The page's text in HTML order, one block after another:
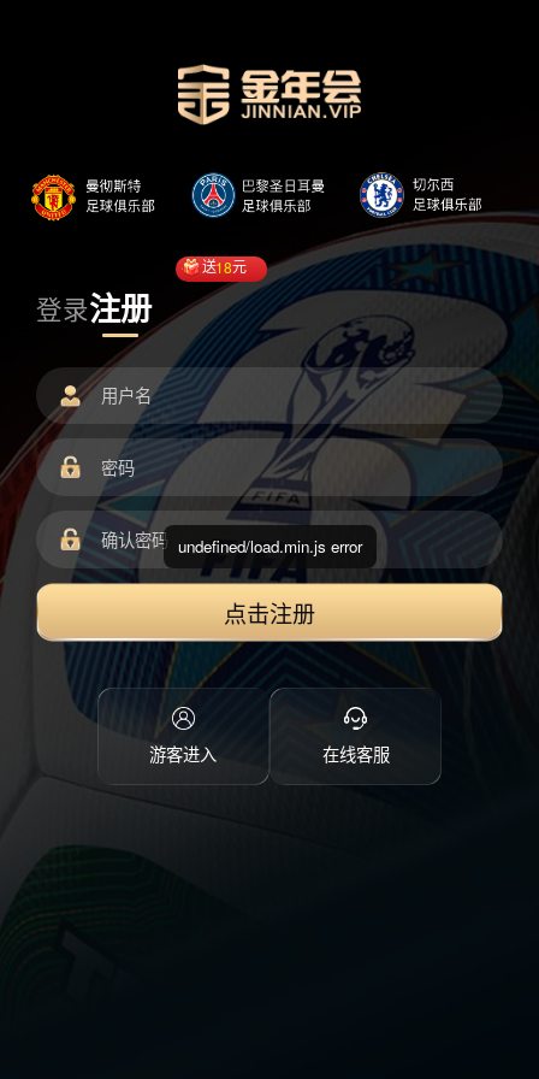
登录注册
送18元
点击注册
游客进入 在线客服
undefined/load.min.js error